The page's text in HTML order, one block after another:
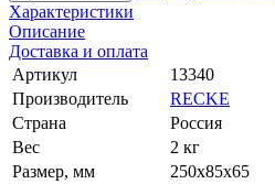
Характеристики
Описание
Доставка и оплата
Артикул
13340
Производитель
RECKE
Страна
Россия
Вес
2 кг
Размер, мм
250х85х65